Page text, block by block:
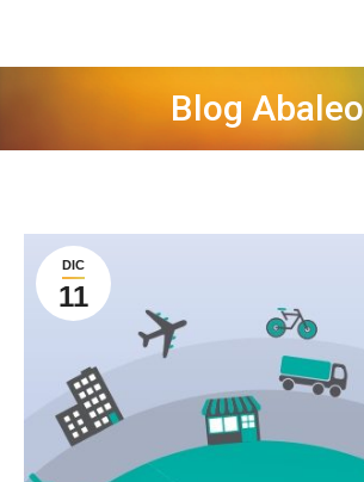
Blog Abaleo
Estás aquí:
DIC
11